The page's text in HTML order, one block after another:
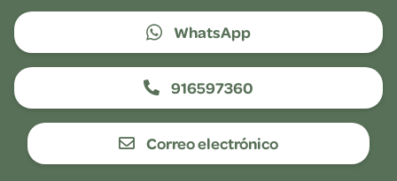
WhatsApp
916597360
Correo electrónico